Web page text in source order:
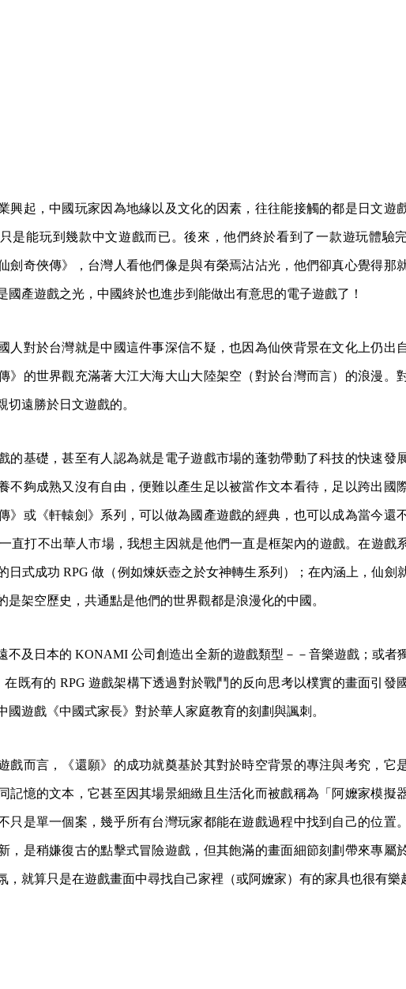
興起，中國玩家因為地緣以及文化的因素，往往能接觸的都是日文遊
是能玩到幾款中文遊戲而已。後來，他們終於看到了一款遊玩體驗
劍奇俠傳》，台灣人看他們像是與有榮焉沾沾光，他們卻真心覺得那
國產遊戲之光，中國終於也進步到能做出有意思的電子遊戲了！
人對於台灣就是中國這件事深信不疑，也因為仙俠背景在文化上仍出
》的世界觀充滿著大江大海大山大陸架空（對於台灣而言）的浪漫。
切遠勝於日文遊戲的。
的基礎，甚至有人認為就是電子遊戲市場的蓬勃帶動了科技的快速發
不夠成熟又沒有自由，便難以產生足以被當作文本看待，足以跨出國
》或《軒轅劍》系列，可以做為國產遊戲的經典，也可以成為當今還
直打不出華人市場，我想主因就是他們一直是框架內的遊戲。在遊戲
日式成功 RPG 做（例如煉妖壺之於女神轉生系列）；在內涵上，仙劍
是架空歷史，共通點是他們的世界觀都是浪漫化的中國。
不及日本的 KONAMI 公司創造出全新的遊戲類型－－音樂遊戲；或者
在既有的 RPG 遊戲架構下透過對於戰鬥的反向思考以樸實的畫面引發
國遊戲《中國式家長》對於華人家庭教育的刻劃與諷刺。
戲而言，《還願》的成功就奠基於其對於時空背景的專注與考究，它
記憶的文本，它甚至因其場景細緻且生活化而被戲稱為「阿嬤家模擬
只是單一個案，幾乎所有台灣玩家都能在遊戲過程中找到自己的位置
，是稍嫌復古的點擊式冒險遊戲，但其飽滿的畫面細節刻劃帶來專屬
，就算只是在遊戲畫面中尋找自己家裡（或阿嬤家）有的家具也很有樂